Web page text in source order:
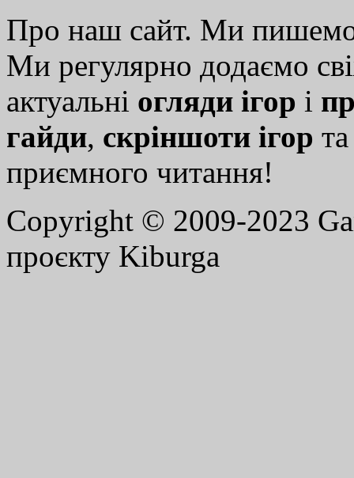
Про наш сайт. Ми
Ми регулярно додаємо
актуальні огляди ігор і
гайди, скріншоти ігор
приємного читання!
Copyright © 2009-2023
проєкту Kiburga